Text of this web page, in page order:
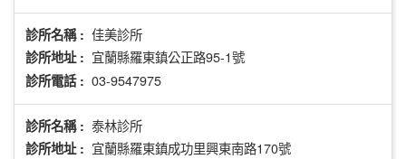
診所名稱 : 佳美診所
診所地址 : 宜蘭縣羅東鎮公正路95-1號
診所電話 : 03-9547975
診所名稱 : 泰林診所
診所地址 : 宜蘭縣羅東鎮成功里興東南路170號